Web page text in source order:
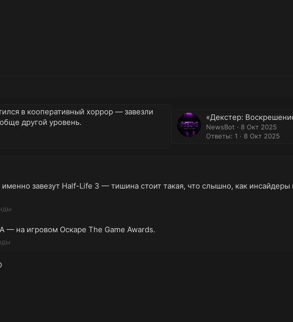
в кооперативный хоррор — завезли
другой уровень.
«Декстер:
NewsBot
8 Окт 2025
Ответы: 1
8 Окт 2025
именно завезут Half-Life 3 — тишина стоит такая, что слышно, как инсайдеры
на игровом Оскаре The Game Awards.